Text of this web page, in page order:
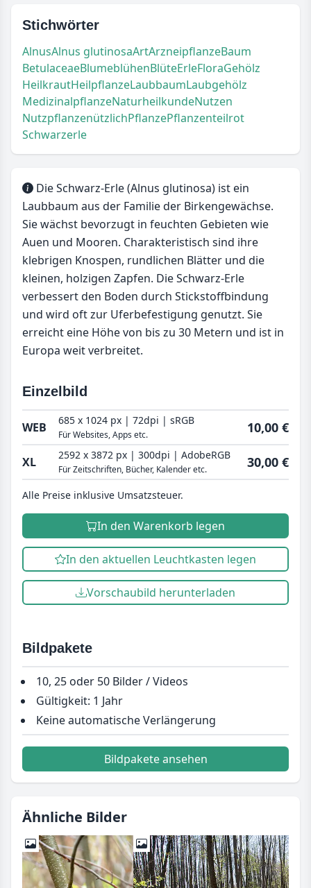
Stichwörter
AlnusAlnus glutinosaArtArzneipflanzeBaum
BetulaceaeBlumeblühenBlüteErleFloraGehölz
HeilkrautHeilpflanzeLaubbaumLaubgehölz
MedizinalpflanzeNaturheilkundeNutzen
NutzpflanzenützlichPflanzePflanzenteilrot
Schwarzerle
Die Schwarz-Erle (Alnus glutinosa) ist ein
Laubbaum aus der Familie der Birkengewächse.
Sie wächst bevorzugt in feuchten Gebieten wie
Auen und Mooren. Charakteristisch sind ihre
klebrigen Knospen, rundlichen Blätter und die
kleinen, holzigen Zapfen. Die Schwarz-Erle
verbessert den Boden durch Stickstoffbindung
und wird oft zur Uferbefestigung genutzt. Sie
erreicht eine Höhe von bis zu 30 Metern und ist in
Europa weit verbreitet.
Einzelbild
WEB 685 x 1024 px | 72dpi | sRGB
Für Websites, Apps etc. 10,00 €
XL 2592 x 3872 px | 300dpi | AdobeRGB
Für Zeitschriften, Bücher, Kalender etc. 30,00 €
Alle Preise inklusive Umsatzsteuer.
In den Warenkorb legen
In den aktuellen Leuchtkasten legen
Vorschaubild herunterladen
Bildpakete
10, 25 oder 50 Bilder / Videos
Gültigkeit: 1 Jahr
Keine automatische Verlängerung
Bildpakete ansehen
Ähnliche Bilder